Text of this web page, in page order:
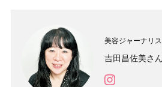
美容ジャーナリス
吉田昌佐美さん